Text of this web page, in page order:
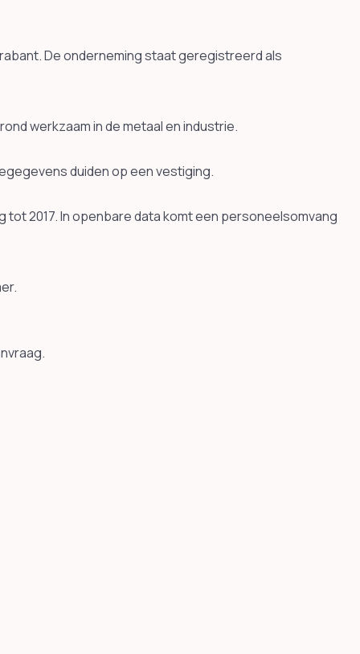
De onderneming staat geregistreerd als
werkzaam in de metaal en industrie.
duiden op een vestiging.
2017. In openbare data komt een personeelsomvang